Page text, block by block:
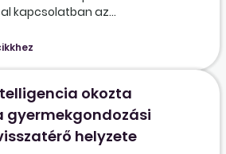
kapcsolatban az...
okozta
gyermekgondozási
helyzete